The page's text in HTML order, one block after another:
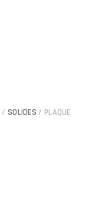
/ SOLIDES / PLAQUE